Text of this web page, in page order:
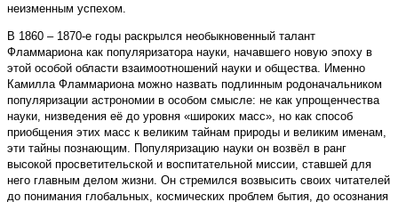
неизменным успехом.
В 1860 – 1870-е годы раскрылся необыкновенный талант
Фламмариона как популяризатора науки, начавшего новую эпоху в
этой особой области взаимоотношений науки и общества. Именно
Камилла Фламмариона можно назвать подлинным родоначальником
популяризации астрономии в особом смысле: не как упрощенчества
науки, низведения её до уровня «широких масс», но как способ
приобщения этих масс к великим тайнам природы и великим именам,
эти тайны познающим. Популяризацию науки он возвёл в ранг
высокой просветительской и воспитательной миссии, ставшей для
него главным делом жизни. Он стремился возвысить своих читателей
до понимания глобальных, космических проблем бытия, до осознания